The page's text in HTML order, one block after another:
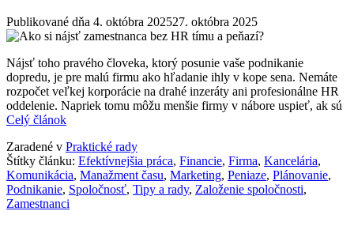
Publikované dňa 4. októbra 202527. októbra 2025
Nájsť toho pravého človeka, ktorý posunie vaše podnikanie
dopredu, je pre malú firmu ako hľadanie ihly v kope sena. Nemáte
rozpočet veľkej korporácie na drahé inzeráty ani profesionálne HR
oddelenie. Napriek tomu môžu menšie firmy v nábore uspieť, ak sú
Celý článok
Zaradené v Praktické rady
Štítky článku: Efektívnejšia práca, Financie, Firma, Kancelária,
Komunikácia, Manažment času, Marketing, Peniaze, Plánovanie,
Podnikanie, Spoločnosť, Tipy a rady, Založenie spoločnosti,
Zamestnanci